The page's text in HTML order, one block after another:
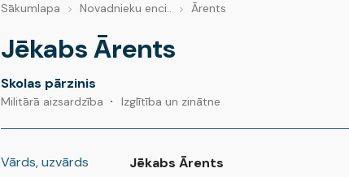
Sākumlapa Novadnieku enci.. Ārents
Jēkabs Ārents
Skolas pārzinis
Militārā aizsardzība Izglītība un zinātne
Vārds, uzvārds
Jēkabs Ārents